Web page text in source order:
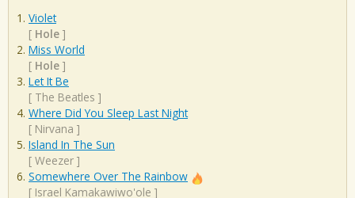
Violet
[ Hole ]
Miss World
[ Hole ]
Let It Be
[ The Beatles ]
Where Did You Sleep Last Night
[ Nirvana ]
Island In The Sun
[ Weezer ]
Somewhere Over The Rainbow
[ Israel Kamakawiwo'ole ]